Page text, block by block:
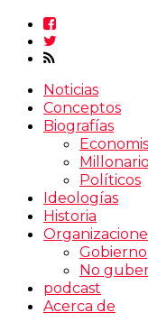
Noticias
Conceptos
Biografías
Políticos
Ideologías
Historia
Gobierno
No
podcast
Acerca de